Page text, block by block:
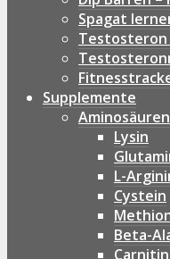
Spagat
Supplemente
Aminosäuren
Lysin
L-
Cystein
Beta-
Carnitin